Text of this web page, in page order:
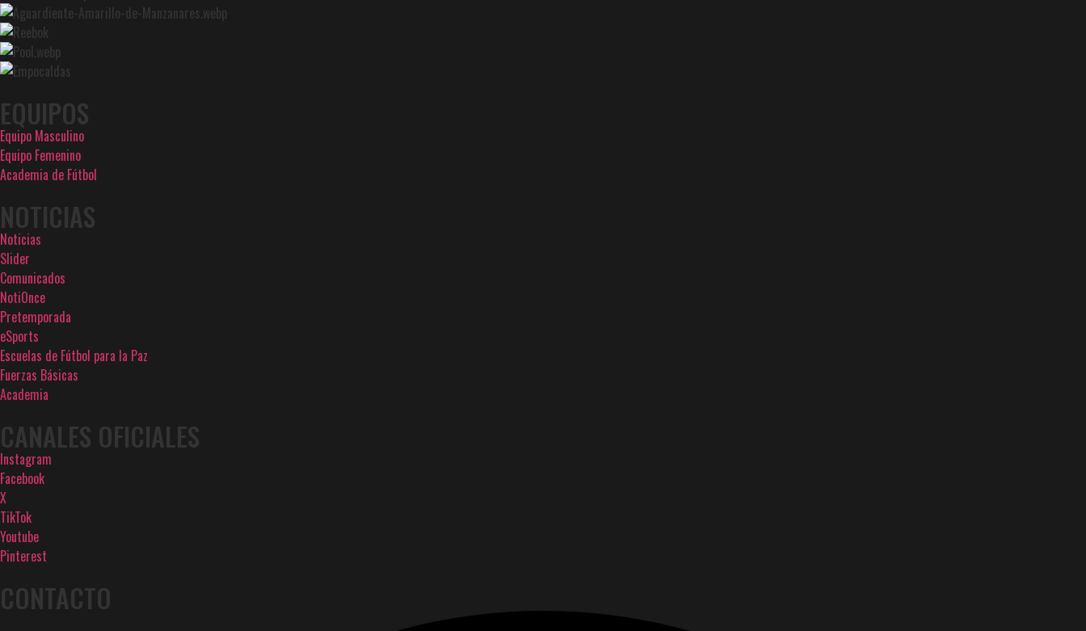
EQUIPOS
Equipo Masculino
Equipo Femenino
Academia de Fútbol
NOTICIAS
Noticias
Slider
Comunicados
NotiOnce
Pretemporada
eSports
Escuelas de Fútbol para la Paz
Fuerzas Básicas
Academia
CANALES OFICIALES
Instagram
Facebook
X
TikTok
Youtube
Pinterest
CONTACTO